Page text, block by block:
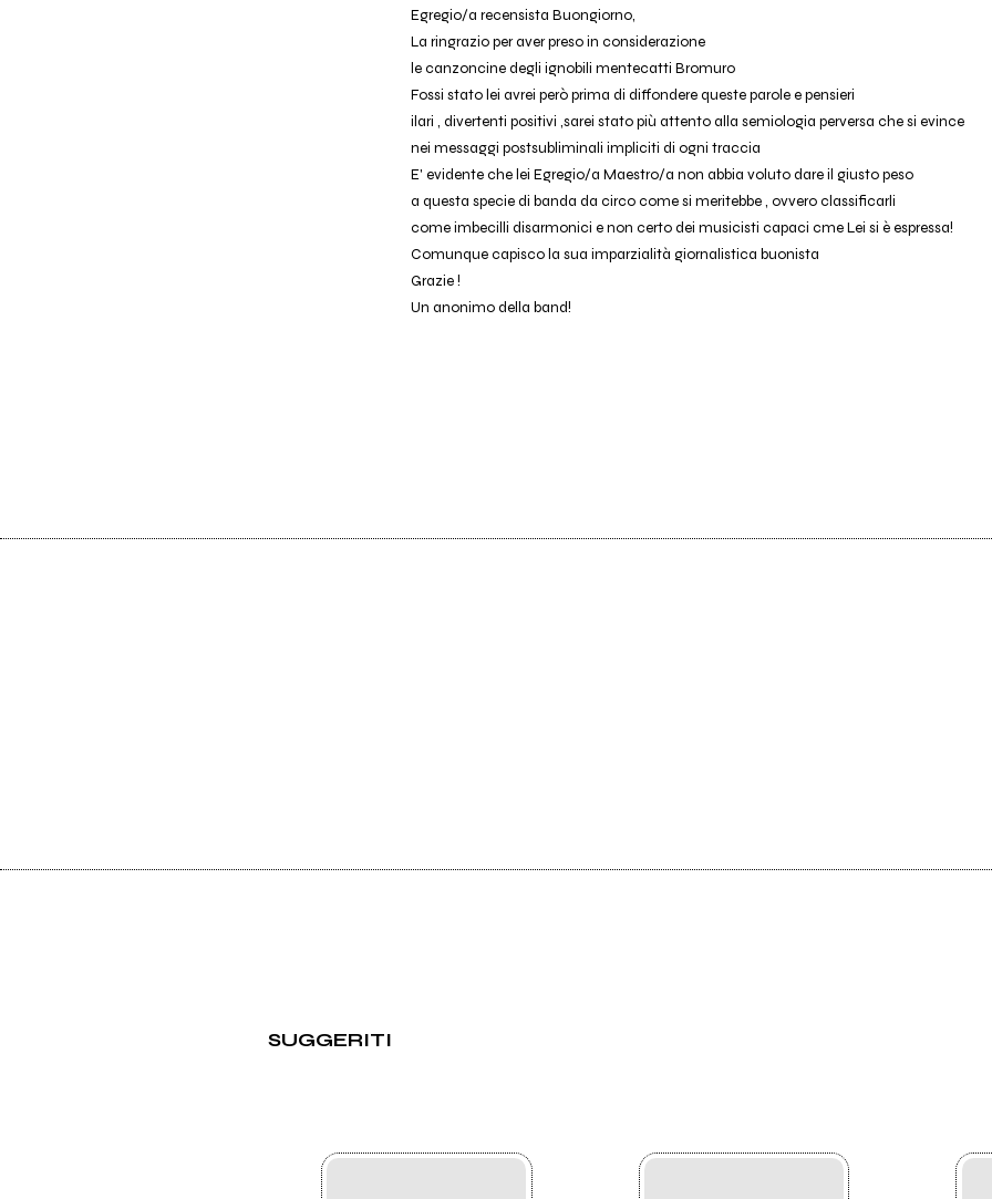
Egregio/a recensista Buongiorno,
La ringrazio per aver preso in considerazione
le canzoncine degli ignobili mentecatti Bromuro
Fossi stato lei avrei però prima di diffondere queste parole e pensieri
ilari , divertenti positivi ,sarei stato più attento alla semiologia perversa che si evince
nei messaggi postsubliminali impliciti di ogni traccia
E' evidente che lei Egregio/a Maestro/a non abbia voluto dare il giusto peso
a questa specie di banda da circo come si meritebbe , ovvero classificarli
come imbecilli disarmonici e non certo dei musicisti capaci cme Lei si è espressa!
Comunque capisco la sua imparzialità giornalistica buonista
Grazie !
Un anonimo della band!
SUGGERITI